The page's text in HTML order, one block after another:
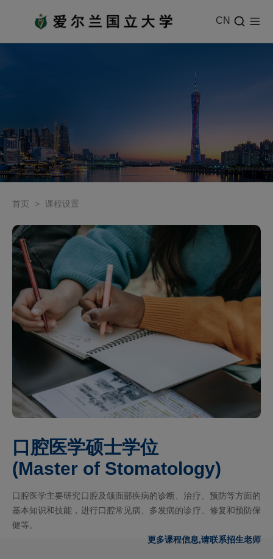
CN
首页 > 课程设置
口腔医学硕士学位
(Master of Stomatology)
口腔医学主要研究口腔及颌面部疾病的诊断、治疗、预防等方面的
基本知识和技能，进行口腔常见病、多发病的诊疗、修复和预防保
健等。
更多课程信息,请联系招生老师